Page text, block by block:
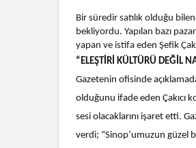
Bir süredir satılık olduğu
bekliyordu. Yapılan bazı
yapan ve istifa eden Şefik
“ELEŞTİRİ KÜLTÜRÜ DEĞİL
Gazetenin ofisinde
olduğunu ifade eden Çakıcı
sesi olacaklarını işaret etti.
verdi; “Sinop’umuzun güzel